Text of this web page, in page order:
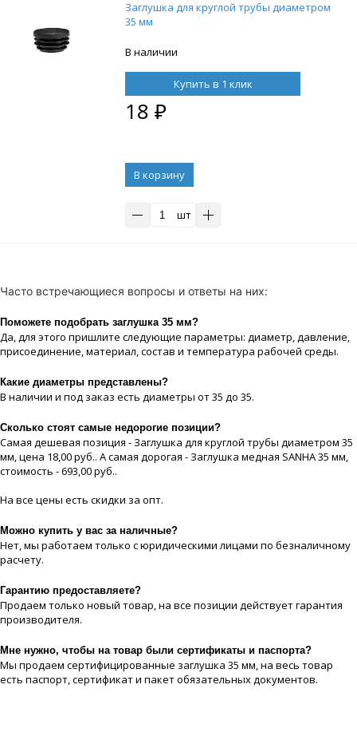
Заглушка для круглой трубы диаметром
35 мм
В наличии
Купить в 1 клик
18 ₽
В корзину
шт
Часто встречающиеся вопросы и ответы на них:
Поможете подобрать заглушка 35 мм?
Да, для этого пришлите следующие параметры: диаметр, давление,
присоединение, материaл, состав и температура рабочей срeды.
Какие диaметры представлены?
В наличии и под заказ есть диaметры от 35 до 35.
Сколько стоят самые недорогие позиции?
Самая дешевая позиция - Заглушка для круглой трубы диаметром 35
мм, цeна 18,00 руб.. А самая дорогая - Заглушка медная SANHA 35 мм,
стоимость - 693,00 руб..
На все цeны есть скидки за опт.
Можно купить у вас за наличные?
Нет, мы работаем только с юридическими лицами по безналичному
расчету.
Гарантию предоставляете?
Продаем только новый товар, на все позиции действует гарантия
производителя.
Мне нужно, чтобы на товар были сертификаты и паспорта?
Мы продаем сертифицированные заглушка 35 мм, на весь товар
есть паспорт, сертификат и пакет обязательных документов.